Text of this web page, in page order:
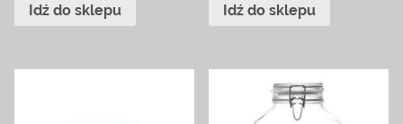
Idź do sklepu Idź do sklepu